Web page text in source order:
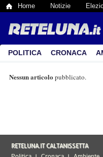
Home Notizie
POLITICA CRONACA
Nessun articolo pubblicato.